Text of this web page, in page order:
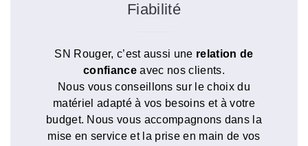
Fiabilité
SN Rouger, c’est aussi une relation de
confiance avec nos clients.
Nous vous conseillons sur le choix du
matériel adapté à vos besoins et à votre
budget. Nous vous accompagnons dans la
mise en service et la prise en main de vos